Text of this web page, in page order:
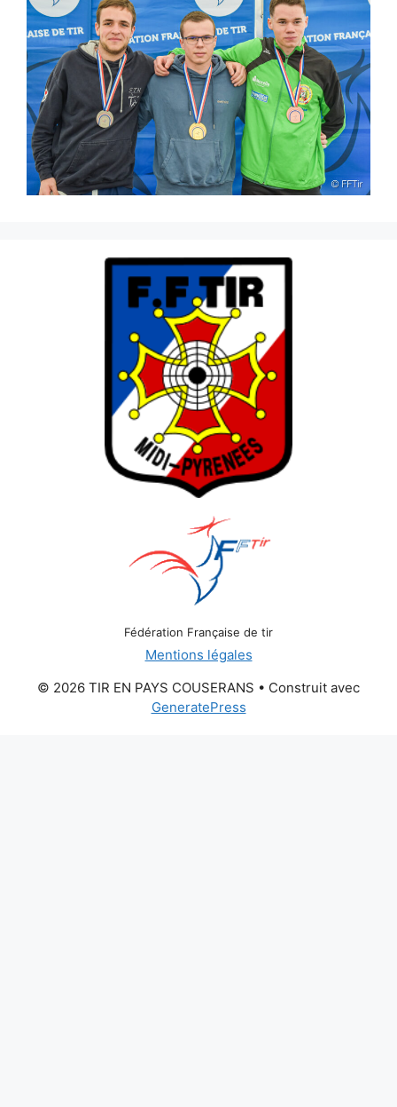
Fédération Française de tir
Mentions légales
© 2026 TIR EN PAYS COUSERANS • Construit avec
GeneratePress